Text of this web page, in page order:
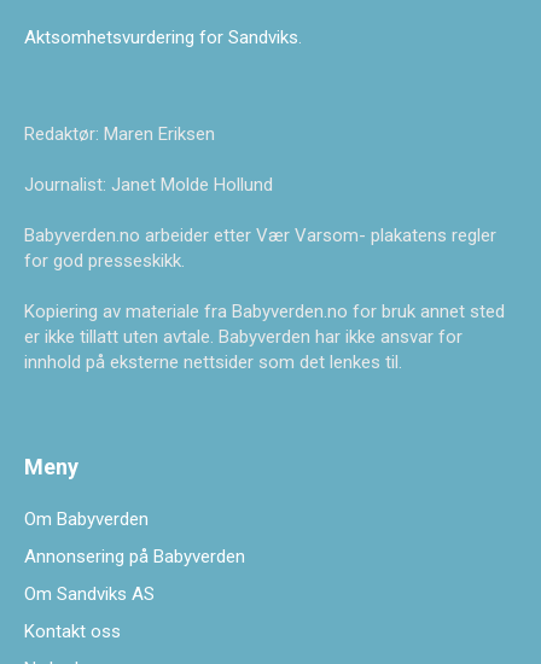
Aktsomhetsvurdering for Sandviks.
Redaktør: Maren Eriksen
Journalist: Janet Molde Hollund
Babyverden.no arbeider etter Vær Varsom- plakatens regler
for god presseskikk.
Kopiering av materiale fra Babyverden.no for bruk annet sted
er ikke tillatt uten avtale. Babyverden har ikke ansvar for
innhold på eksterne nettsider som det lenkes til.
Meny
Om Babyverden
Annonsering på Babyverden
Om Sandviks AS
Kontakt oss